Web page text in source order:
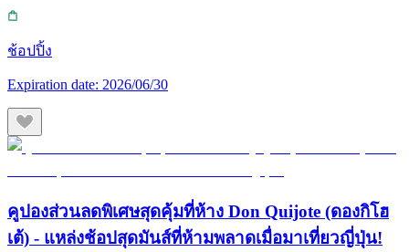
ช้อปปิ้ง
Expiration date: 2026/06/30
คูปองส่วนลดพิเศษสุดคุ้มที่ห้าง Don Quijote (ดองกิโฮ
เต้) - แหล่งช้อปสุดมันส์ที่ห้ามพลาดเมื่อมาเที่ยวญี่ปุ่น!